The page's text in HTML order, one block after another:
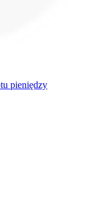
pieniędzy